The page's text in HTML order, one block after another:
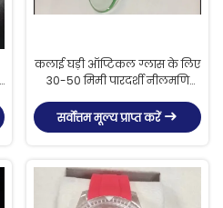
कलाई घड़ी ऑप्टिकल ग्लास के लिए
30-50 मिमी पारदर्शी नीलमणि
सर्वोत्तम मूल्य प्राप्त करें